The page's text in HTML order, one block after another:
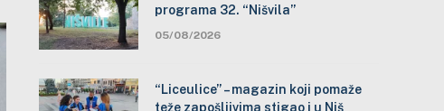
programa 32. “Nišvila”
05/08/2026
“Liceulice” – magazin koji pomaže
teže zapošljivima stigao i u Niš